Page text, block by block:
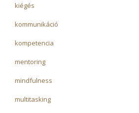
kiégés
kommunikáció
kompetencia
mentoring
mindfulness
multitasking